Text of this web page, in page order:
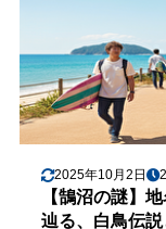
2025年10月2日
【鵠沼の謎】
辿る、白鳥伝